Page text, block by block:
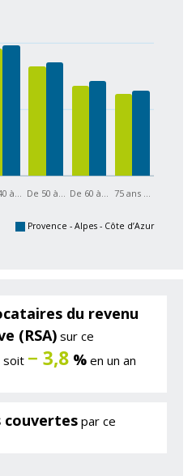
à… De 50 à… De 60 à… 75 ans …
Provence - Alpes - Côte d’Azur
du revenu
(RSA)sur ce
soit − 3,8 % en un an
couvertes par ce